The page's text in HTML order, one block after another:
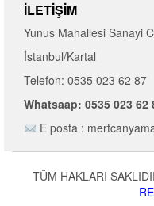
İLETIŞIM
Yunus Mahallesi Sanayi
İstanbul/Kartal
Telefon: 0535 023 62 87
Whatsaap: 0535 023 62
E posta :
TÜM HAKLARI